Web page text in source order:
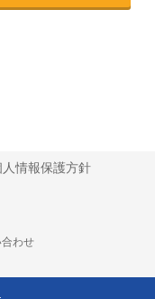
人情報保護方針
わせ